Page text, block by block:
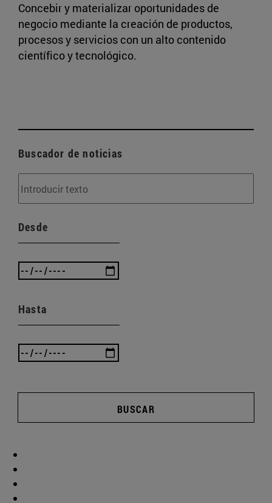
Concebir y materializar oportunidades de
negocio mediante la creación de productos,
procesos y servicios con un alto contenido
científico y tecnológico.
Buscador de noticias
Desde
Hasta
BUSCAR